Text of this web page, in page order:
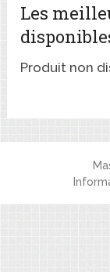
Les
Produit non